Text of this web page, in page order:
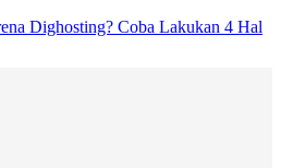
Dighosting? Coba Lakukan 4 Hal